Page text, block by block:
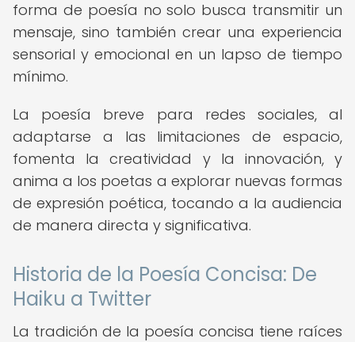
forma de poesía no solo busca transmitir un
mensaje, sino también crear una experiencia
sensorial y emocional en un lapso de tiempo
mínimo.
La poesía breve para redes sociales, al
adaptarse a las limitaciones de espacio,
fomenta la creatividad y la innovación, y
anima a los poetas a explorar nuevas formas
de expresión poética, tocando a la audiencia
de manera directa y significativa.
Historia de la Poesía Concisa: De
Haiku a Twitter
La tradición de la poesía concisa tiene raíces